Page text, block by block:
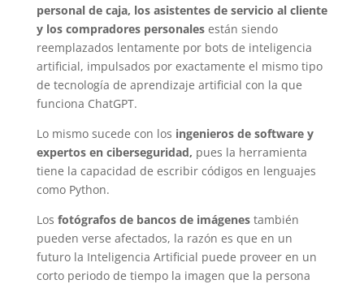
personal de caja, los asistentes de servicio al cliente
y los compradores personalesestán siendo
reemplazados lentamente por bots de inteligencia
artificial, impulsados por exactamente el mismo tipo
de tecnología de aprendizaje artificial con la que
funciona ChatGPT.
Lo mismo sucede con los ingenieros de software y
expertos en ciberseguridad, pues la herramienta
tiene la capacidad de escribir códigos en lenguajes
como Python.
Los fotógrafos de bancos de imágenestambién
pueden verse afectados, la razón es que en un
futuro la Inteligencia Artificial puede proveer en un
corto periodo de tiempo la imagen que la persona